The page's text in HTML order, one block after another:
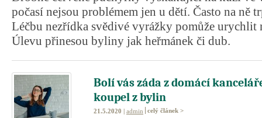
počasí nejsou problémem jen u dětí. Často na ně
Léčbu nezřídka svědivé vyrážky pomůže urychlit
Úlevu přinesou byliny jak heřmánek či dub.
Bolí vás záda z domácí
koupel z bylin
21.5.2020 | admin celý článek >